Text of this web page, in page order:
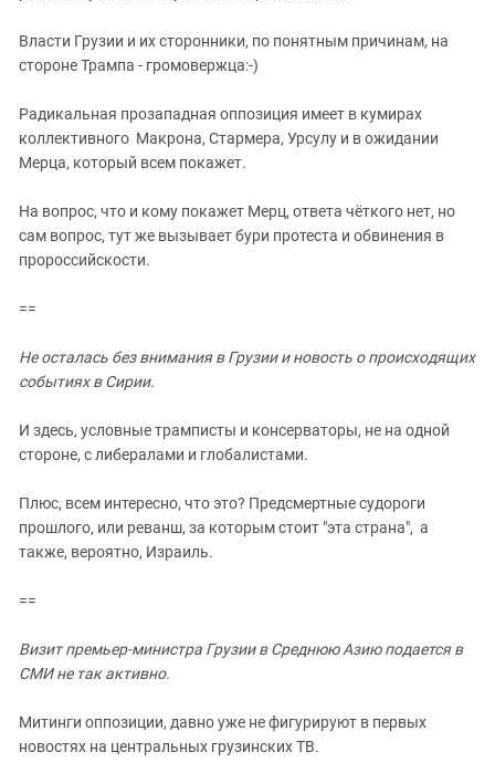
Южный Кавказ
Власти Грузии и их сторонники, по понятным причинам, на
стороне Трампа - громовержца:-)
Радикальная прозападная оппозиция имеет в кумирах
коллективного Макрона, Стармера, Урсулу и в ожидании
Мерца, который всем покажет.
На вопрос, что и кому покажет Мерц, ответа чёткого нет, но
сам вопрос, тут же вызывает бури протеста и обвинения в
пророссийскости.
==
Не осталась без внимания в Грузии и новость о происходящих
событиях в Сирии.
И здесь, условные трамписты и консерваторы, не на одной
стороне, с либералами и глобалистами.
Плюс, всем интересно, что это? Предсмертные судороги
прошлого, или реванш, за которым стоит "эта страна", а
также, вероятно, Израиль.
==
Визит премьер-министра Грузии в Среднюю Азию подается в
СМИ не так активно.
Митинги оппозиции, давно уже не фигурируют в первых
новостях на центральных грузинских ТВ.